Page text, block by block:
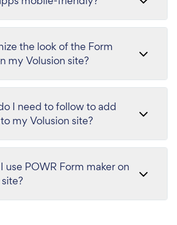
the look of the Form
my Volusion site?
I need to follow to add
my Volusion site?
use POWR Form maker on